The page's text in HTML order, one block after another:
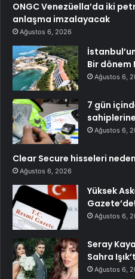
ONGC Venezüella’da iki
anlaşma imzalayacak
Ağustos 6, 2026
Bir dönem
Ağustos 6,
7 gün
Ağustos 6,
Clear Secure hisseleri
Ağustos 6, 2026
Yüksek
Gazete’de!
Ağustos 6,
Seray
Sahra
Ağustos 6,